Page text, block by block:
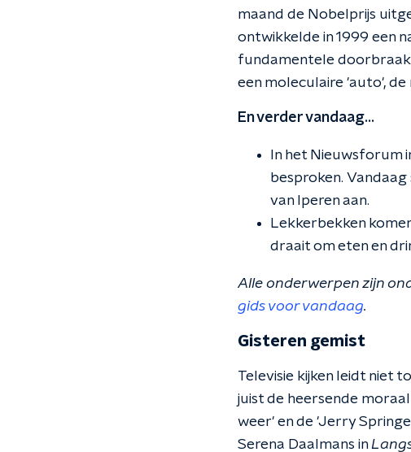
maand de Nobelprijs
ontwikkelde in 1999 een
fundamentele doorbraak
een moleculaire 'auto', de
En verder vandaag...
In het Nieuwsforum
besproken. Vandaag
van Iperen aan.
Lekkerbekken
draait om eten en
Alle onderwerpen zijn
gids voor vandaag.
Gisteren gemist
Televisie kijken leidt niet
juist de heersende
weer' en de 'Jerry
Serena Daalmans in